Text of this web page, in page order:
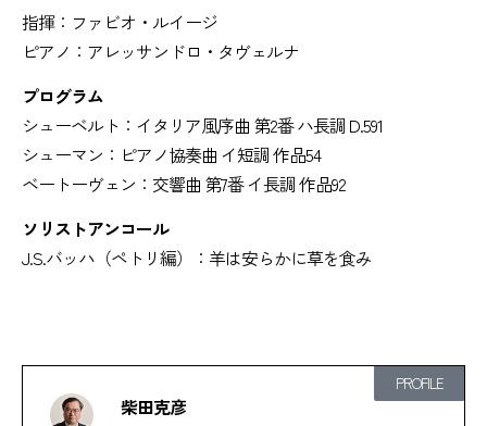
指揮：ファビオ・ルイージ
ピアノ：アレッサンドロ・タヴェルナ
プログラム
シューベルト：イタリア風序曲 第2番 ハ長調 D.591
シューマン：ピアノ協奏曲 イ短調 作品54
ベートーヴェン：交響曲 第7番 イ長調 作品92
ソリストアンコール
J.S.バッハ（ペトリ編）：羊は安らかに草を食み
PROFILE
柴田克彦